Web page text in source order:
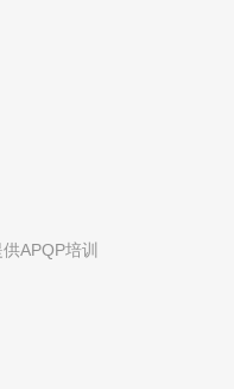
APQP培训